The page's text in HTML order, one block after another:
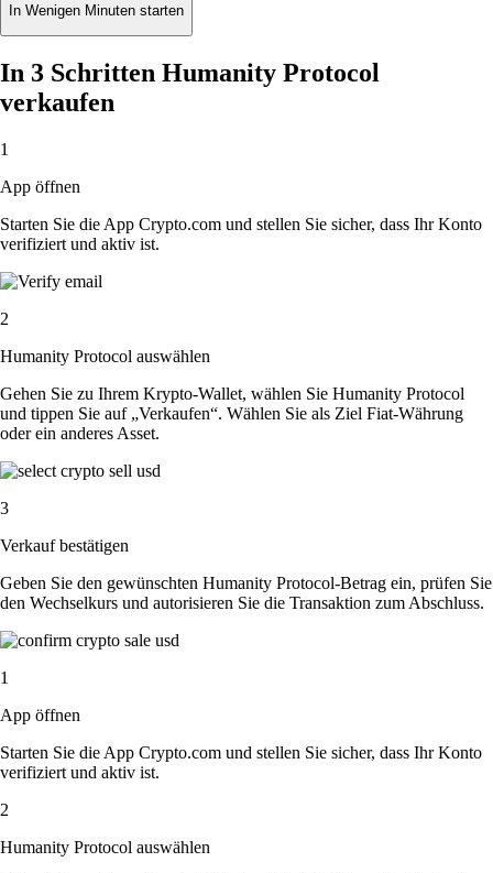
In Wenigen Minuten starten
In 3 Schritten Humanity Protocol
verkaufen
1
App öffnen
Starten Sie die App Crypto.com und stellen Sie sicher, dass Ihr Konto
verifiziert und aktiv ist.
2
Humanity Protocol auswählen
Gehen Sie zu Ihrem Krypto-Wallet, wählen Sie Humanity Protocol
und tippen Sie auf „Verkaufen“. Wählen Sie als Ziel Fiat-Währung
oder ein anderes Asset.
3
Verkauf bestätigen
Geben Sie den gewünschten Humanity Protocol-Betrag ein, prüfen Sie
den Wechselkurs und autorisieren Sie die Transaktion zum Abschluss.
1
App öffnen
Starten Sie die App Crypto.com und stellen Sie sicher, dass Ihr Konto
verifiziert und aktiv ist.
2
Humanity Protocol auswählen